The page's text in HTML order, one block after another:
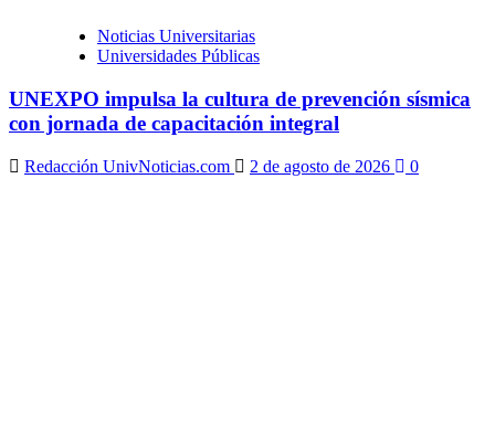
Noticias Universitarias
Universidades Públicas
UNEXPO impulsa la cultura de prevención sísmica
con jornada de capacitación integral
Redacción UnivNoticias.com 2 de agosto de 2026 0